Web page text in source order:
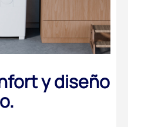
y diseño